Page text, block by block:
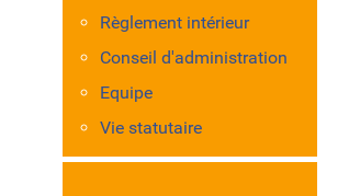
Règlement intérieur
Conseil d'administration
Equipe
Vie statutaire